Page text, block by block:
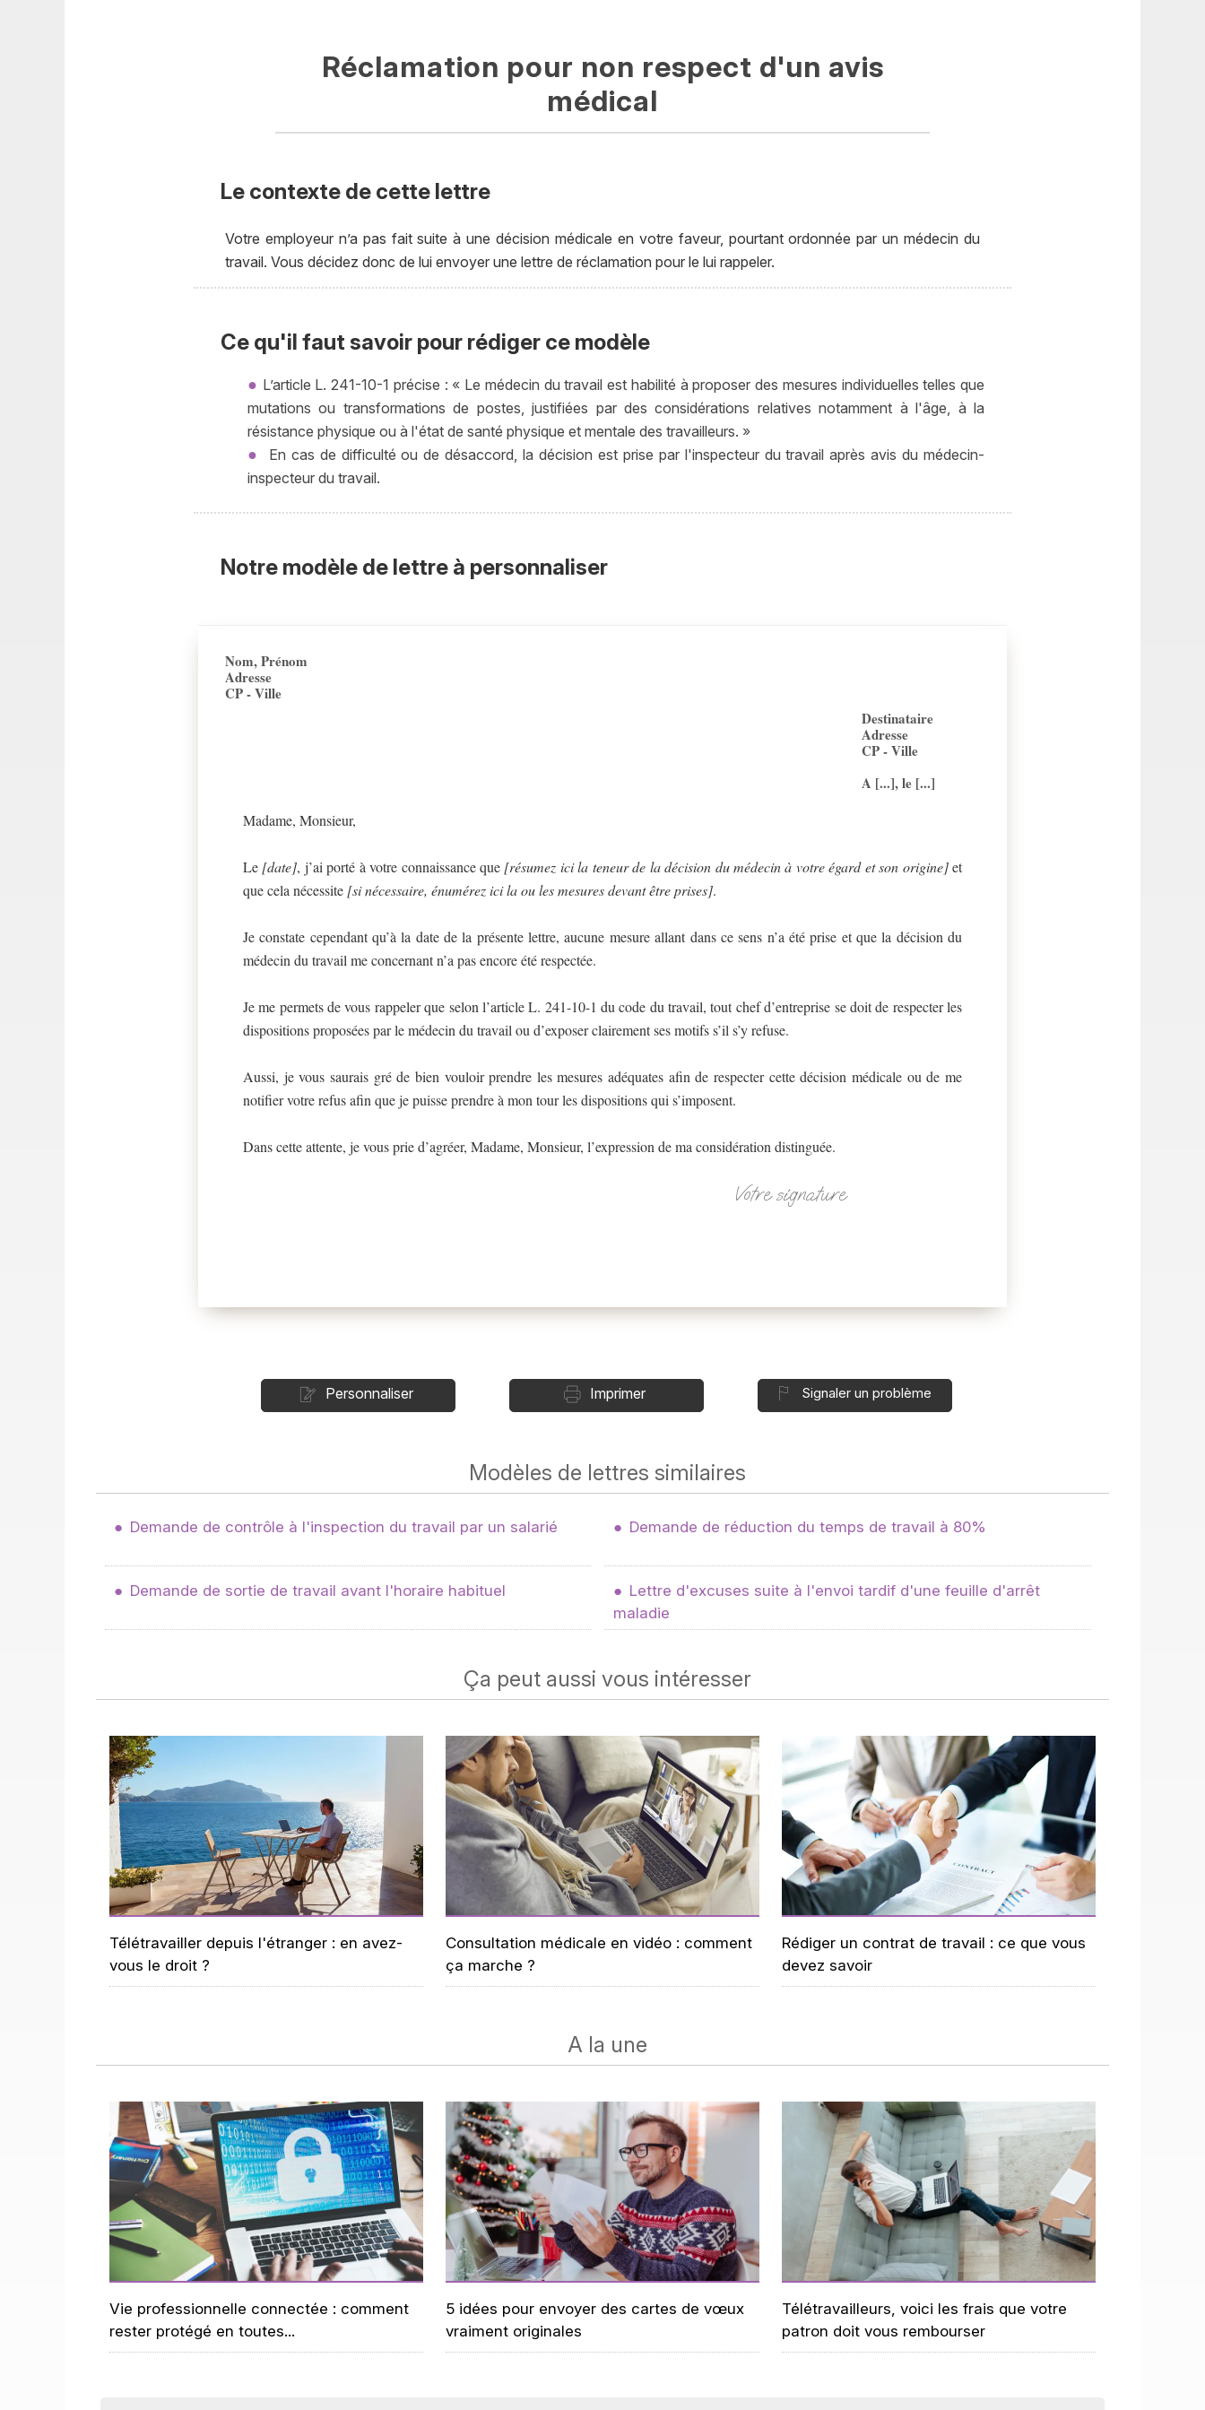
Réclamation pour non respect d'un avis
médical
Le contexte de cette lettre
Votre employeur n’a pas fait suite à une décision médicale en votre faveur, pourtant ordonnée par un médecin du
travail. Vous décidez donc de lui envoyer une lettre de réclamation pour le lui rappeler.
Ce qu'il faut savoir pour rédiger ce modèle
L’article L. 241-10-1 précise : « Le médecin du travail est habilité à proposer des mesures individuelles telles que
mutations ou transformations de postes, justifiées par des considérations relatives notamment à l'âge, à la
résistance physique ou à l'état de santé physique et mentale des travailleurs. »
En cas de difficulté ou de désaccord, la décision est prise par l'inspecteur du travail après avis du médecin-
inspecteur du travail.
Notre modèle de lettre à personnaliser
Nom, Prénom
Adresse
CP - Ville
Destinataire
Adresse
CP - Ville
A [...], le [...]
Madame, Monsieur,
Le [date], j’ai porté à votre connaissance que [résumez ici la teneur de la décision du médecin à votre égard et son origine]et
que cela nécessite [si nécessaire, énumérez ici la ou les mesures devant être prises].
Je constate cependant qu’à la date de la présente lettre, aucune mesure allant dans ce sens n’a été prise et que la décision du
médecin du travail me concernant n’a pas encore été respectée.
Je me permets de vous rappeler que selon l’article L. 241-10-1 du code du travail, tout chef d’entreprise se doit de respecter les
dispositions proposées par le médecin du travail ou d’exposer clairement ses motifs s’il s’y refuse.
Aussi, je vous saurais gré de bien vouloir prendre les mesures adéquates afin de respecter cette décision médicale ou de me
notifier votre refus afin que je puisse prendre à mon tour les dispositions qui s’imposent.
Dans cette attente, je vous prie d’agréer, Madame, Monsieur, l’expression de ma considération distinguée.
Votre signature
Personnaliser Imprimer Signaler un problème
Modèles de lettres similaires
Demande de contrôle à l'inspection du travail par un salarié Demande de réduction du temps de travail à 80%
Demande de sortie de travail avant l'horaire habituel
Lettre d'excuses suite à l'envoi tardif d'une feuille d'arrêt
maladie
Ça peut aussi vous intéresser
Télétravailler depuis l'étranger : en avez-
vous le droit ?
Consultation médicale en vidéo : comment
ça marche ?
Rédiger un contrat de travail : ce que vous
devez savoir
A la une
Vie professionnelle connectée : comment
rester protégé en toutes...
5 idées pour envoyer des cartes de vœux
vraiment originales
Télétravailleurs, voici les frais que votre
patron doit vous rembourser